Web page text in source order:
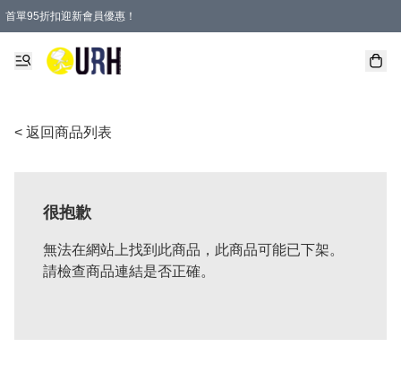
首單95折扣迎新會員優惠！
特選會員可享全單低至 95 折優惠！
單一訂單滿HKD600(澳門HKD800)包郵寄順豐送到家。
< 返回商品列表
很抱歉
無法在網站上找到此商品，此商品可能已下架。
請檢查商品連結是否正確。